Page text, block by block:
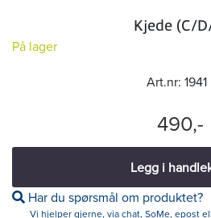
Kjede (C/
På lager
Art.nr: 1941
490,-
Legg i
Har du spørsmål om produktet?
Vi hjelper gjerne, via chat, SoMe, epost